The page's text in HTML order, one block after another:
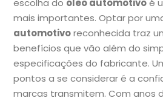
escolha do óleo automotivoé
mais importantes. Optar por
automotivoreconhecida traz
benefícios que vão além do
especificações do fabricante.
pontos a se considerar é a
marcas transmitem. Com anos